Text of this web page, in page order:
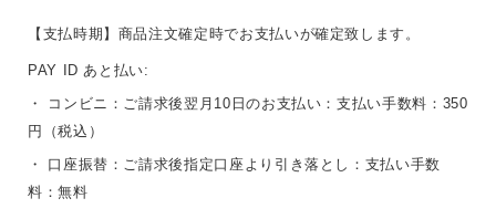
【支払時期】商品注文確定時でお支払いが確定致します。
PAY ID あと払い:
・ コンビニ：ご請求後翌月10日のお支払い：支払い手数料：350
円（税込）
・ 口座振替：ご請求後指定口座より引き落とし：支払い手数
料：無料